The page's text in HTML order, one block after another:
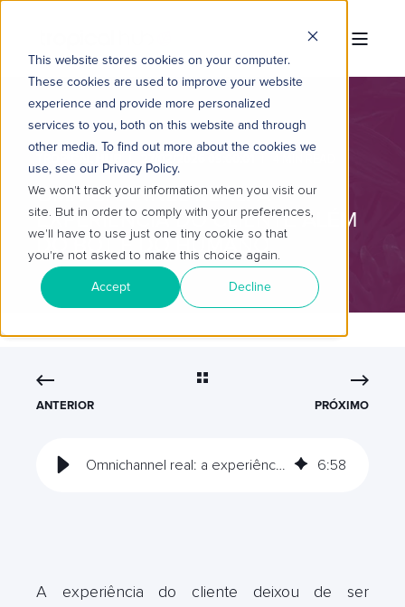
This website stores cookies on your computer.
These cookies are used to improve your website
experience and provide more personalized
services to you, both on this website and through
other media. To find out more about the cookies we
use, see our Privacy Policy.
We won't track your information when you visit our
site. But in order to comply with your preferences,
we'll have to use just one tiny cookie so that
you're not asked to make this choice again.
Accept Decline
OMNICHANNEL REAL: A
EXPERIÊNCIA DO CLIENTE ALÉM
DO BOT E DO HUMANO
ANTERIOR PRÓXIMO
Omnichannel real: a experiência do cliente além do Bot e do humano 6:58
A experiência do cliente deixou de ser